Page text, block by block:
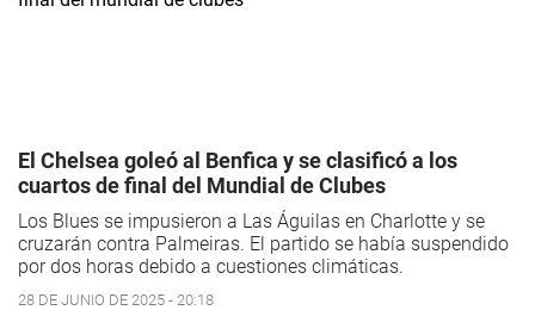
El Chelsea goleó al Benfica y se clasificó a los
cuartos de final del Mundial de Clubes
Los Blues se impusieron a Las Águilas en Charlotte y se
cruzarán contra Palmeiras. El partido se había suspendido
por dos horas debido a cuestiones climáticas.
28 DE JUNIO DE 2025 - 20:18